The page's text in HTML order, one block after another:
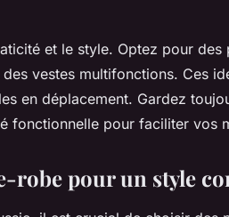
et le style. Optez pour des
vestes multifonctions. Ces
en déplacement. Gardez
fonctionnelle pour faciliter vos
robe pour un style